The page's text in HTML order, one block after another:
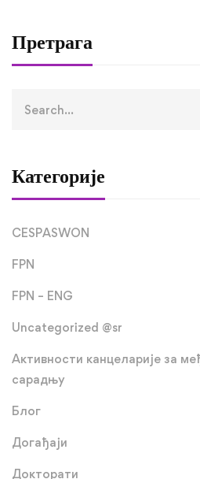
Претрага
Категорије
CESPASWON
FPN
FPN – ENG
Uncategorized @sr
Активности канцеларије за
сарадњу
Блог
Догађаји
Докторати